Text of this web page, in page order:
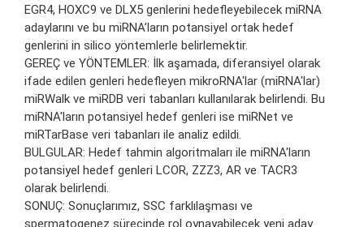
EGR4, HOXC9 ve DLX5 genlerini hedefleyebilecek miRNA
adaylarını ve bu miRNA’ların potansiyel ortak hedef
genlerini in silico yöntemlerle belirlemektir.
GEREÇ ve YÖNTEMLER: İlk aşamada, diferansiyel olarak
ifade edilen genleri hedefleyen mikroRNA'lar (miRNA'lar)
miRWalk ve miRDB veri tabanları kullanılarak belirlendi. Bu
miRNA'ların potansiyel hedef genleri ise miRNet ve
miRTarBase veri tabanları ile analiz edildi.
BULGULAR: Hedef tahmin algoritmaları ile miRNA'ların
potansiyel hedef genleri LCOR, ZZZ3, AR ve TACR3
olarak belirlendi.
SONUÇ: Sonuçlarımız, SSC farklılaşması ve
spermatogenez sürecinde rol oynayabilecek yeni aday